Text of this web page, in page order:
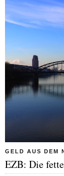
GELD AUS DEM
EZB: Die